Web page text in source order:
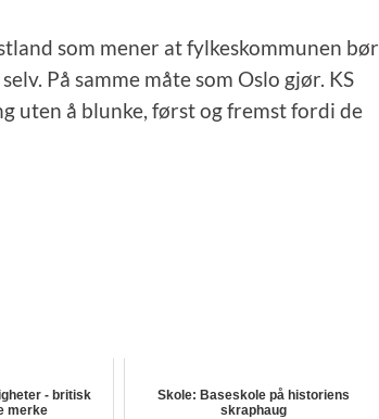
som mener at fylkeskommunen bør
På samme måte som Oslo gjør. KS
uten å blunke, først og fremst fordi de
- britisk
merke
Skole: Baseskole på historiens
skraphaug